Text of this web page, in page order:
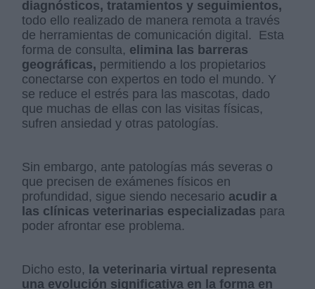
diagnósticos, tratamientos y seguimientos,
todo ello realizado de manera remota a través
de herramientas de comunicación digital. Esta
forma de consulta, elimina las barreras
geográficas, permitiendo a los propietarios
conectarse con expertos en todo el mundo. Y
se reduce el estrés para las mascotas, dado
que muchas de ellas con las visitas físicas,
sufren ansiedad y otras patologías.
Sin embargo, ante patologías más severas o
que precisen de exámenes físicos en
profundidad, sigue siendo necesario acudir a
las clínicas veterinarias especializadas para
poder afrontar ese problema.
Dicho esto,
la veterinaria virtual representa
una evolución significativa en la forma en